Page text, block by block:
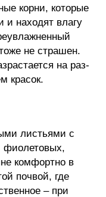
корни, которые
и находят влагу
не страшен.
на раз-
красок.
листьями с
комфортно в
почвой, где
– при